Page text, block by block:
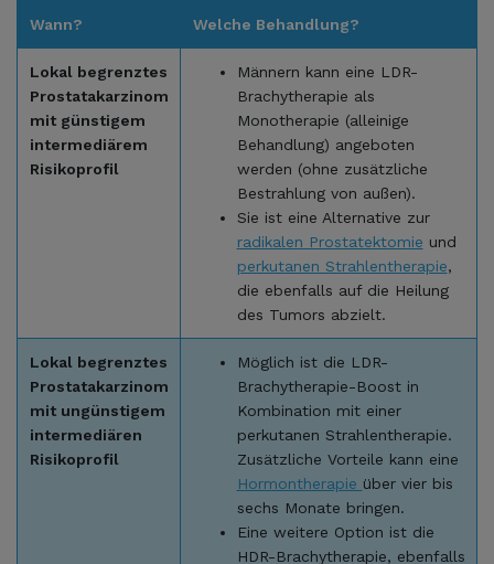
Wann? Welche Behandlung?
Lokal begrenztes
Prostatakarzinom
mit günstigem
intermediärem
Risikoprofil
Männern kann eine LDR-
Brachytherapie als
Monotherapie (alleinige
Behandlung) angeboten
werden (ohne zusätzliche
Bestrahlung von außen).
Sie ist eine Alternative zur
radikalen Prostatektomie und
perkutanen Strahlentherapie,
die ebenfalls auf die Heilung
des Tumors abzielt.
Lokal begrenztes
Prostatakarzinom
mit ungünstigem
intermediären
Risikoprofil
Möglich ist die LDR-
Brachytherapie-Boost in
Kombination mit einer
perkutanen Strahlentherapie.
Zusätzliche Vorteile kann eine
Hormontherapie über vier bis
sechs Monate bringen.
Eine weitere Option ist die
HDR-Brachytherapie, ebenfalls